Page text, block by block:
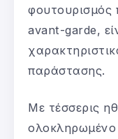
φουτουρισμός
avant-garde,
παράστασης.
Με τέσσερις
ολοκληρωμένο